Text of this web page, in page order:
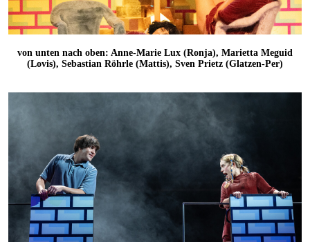
von unten nach oben: Anne-Marie Lux (Ronja), Marietta Meguid
(Lovis), Sebastian Röhrle (Mattis), Sven Prietz (Glatzen-Per)